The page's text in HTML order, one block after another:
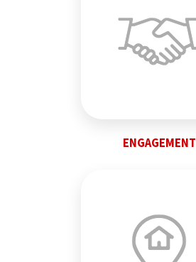
ENGAGEMENT